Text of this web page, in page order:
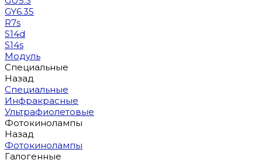
GY6.35
R7s
S14d
S14s
Модуль
Специальные
Назад
Специальные
Инфракрасные
Ультрафиолетовые
Фотокинолампы
Назад
Фотокинолампы
Галогенные